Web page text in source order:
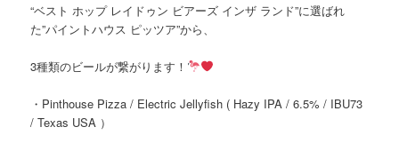
“ベスト ホップ レイドゥン ビアーズ インザ ランド”に選ばれ
た”パイントハウス ピッツア”から、
3種類のビールが繋がります！
・Pinthouse Pizza / Electric Jellyfish ( Hazy IPA / 6.5% / IBU73
/ Texas USA ）